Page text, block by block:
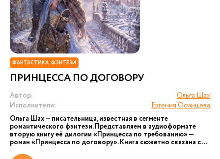
ФАНТАСТИКА. ФЭНТЕЗИ
ПРИНЦЕССА ПО ДОГОВОРУ
Автор:
Ольга Шах
Исполнители:
Евгения Осинцева
Ольга Шах — писательница, известная в сегменте
романтического фэнтези. Представляем в аудиоформате
вторую книгу её дилогии «Принцесса по требованию» —
роман «Принцесса по договору». Книга сюжетно связана с ...